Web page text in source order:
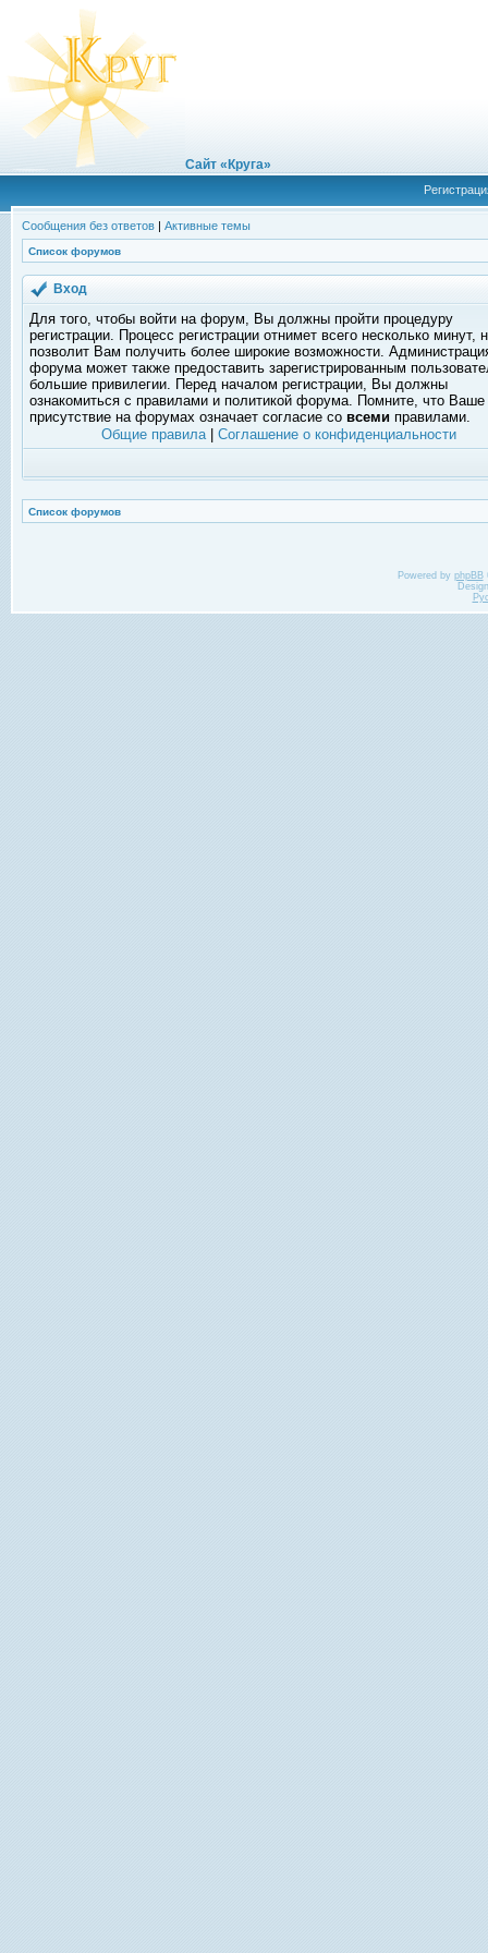
Сайт «Круга»
Сообщения без ответов | Активные темы
Список форумов
Вход
Для того, чтобы войти на форум, Вы должны пройти процедуру
регистрации. Процесс регистрации отнимет всего несколько минут,
позволит Вам получить более широкие возможности.
форума может также предоставить зарегистрированным
большие привилегии. Перед началом регистрации, Вы должны
ознакомиться с правилами и политикой форума. Помните, что Ваше
присутствие на форумах означает согласие со всеми правилами.
Общие правила| Соглашение о конфиденциальности
Список форумов
Powered by phpBB